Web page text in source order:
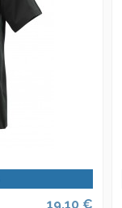
19,10 €